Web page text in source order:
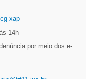
xap
14h
por meio dos e-